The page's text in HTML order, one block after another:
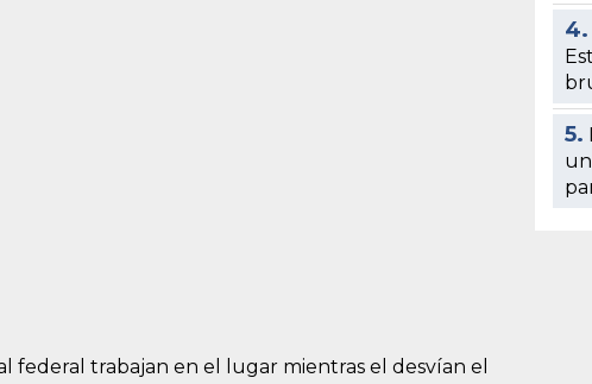
federal trabajan en el lugar mientras el desvían el
4.
5.